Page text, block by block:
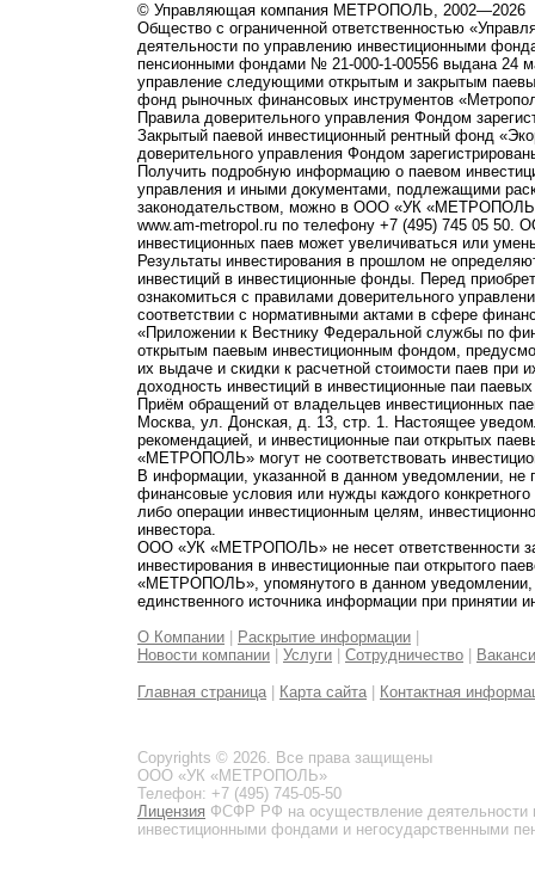
© Управляющая компания МЕТРОПОЛЬ, 2002—2026
Общество с ограниченной ответственностью
деятельности по управлению инвестиционными
пенсионными фондами № 21-000-1-00556 выдана 24
управление следующими открытым и закрытым
фонд рыночных финансовых инструментов
Правила доверительного управления Фондом
Закрытый паевой инвестиционный рентный фонд
доверительного управления Фондом
Получить подробную информацию о паевом
управления и иными документами, подлежащими
законодательством, можно в ООО «УК
www.am-metropol.ru по телефону +7 (495) 745 05
инвестиционных паев может увеличиваться или
Результаты инвестирования в прошлом не
инвестиций в инвестиционные фонды. Перед
ознакомиться с правилами доверительного
соответствии с нормативными актами в сфере
«Приложении к Вестнику Федеральной службы по
открытым паевым инвестиционным фондом,
их выдаче и скидки к расчетной стоимости паев при
доходность инвестиций в инвестиционные паи
Приём обращений от владельцев инвестиционных
Москва, ул. Донская, д. 13, стр. 1. Настоящее
рекомендацией, и инвестиционные паи открытых
«МЕТРОПОЛЬ» могут не соответствовать
В информации, указанной в данном уведомлении,
финансовые условия или нужды каждого
либо операции инвестиционным целям,
инвестора.
ООО «УК «МЕТРОПОЛЬ» не несет ответственности
инвестирования в инвестиционные паи открытого
«МЕТРОПОЛЬ», упомянутого в данном уведомлении,
единственного источника информации при принятии
О Компании
Раскрытие информации
Новости компании
Услуги Сотрудничество
Главная страница Карта сайта Контактная
Copyrights © 2026. Все права защищены
ООО «УК «МЕТРОПОЛЬ»
Телефон: +7 (495) 745-05-50
Лицензия ФСФР РФ на осуществление
инвестиционными фондами и негосударственными